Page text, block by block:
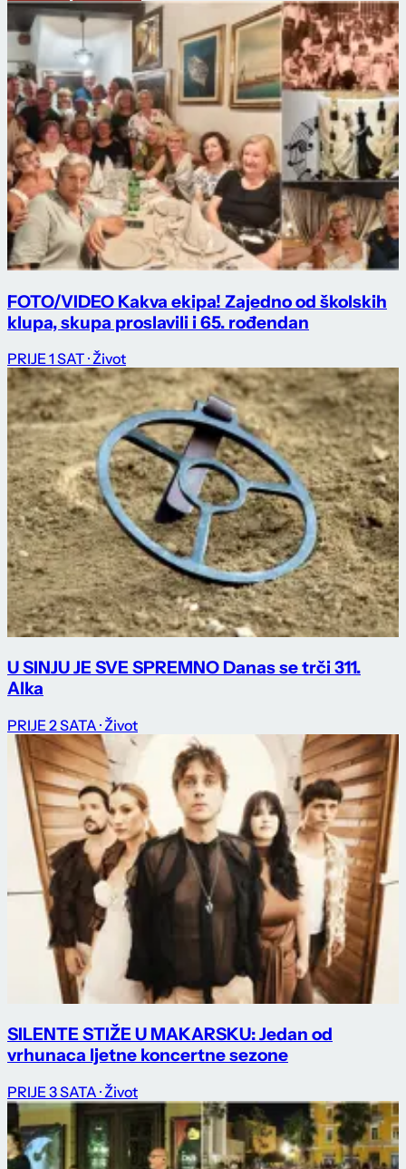
FOTO/VIDEO Kakva ekipa! Zajedno od školskih
klupa, skupa proslavili i 65. rođendan
PRIJE 1 SAT · Život
U SINJU JE SVE SPREMNO Danas se trči 311.
Alka
PRIJE 2 SATA · Život
SILENTE STIŽE U MAKARSKU: Jedan od
vrhunaca ljetne koncertne sezone
PRIJE 3 SATA · Život